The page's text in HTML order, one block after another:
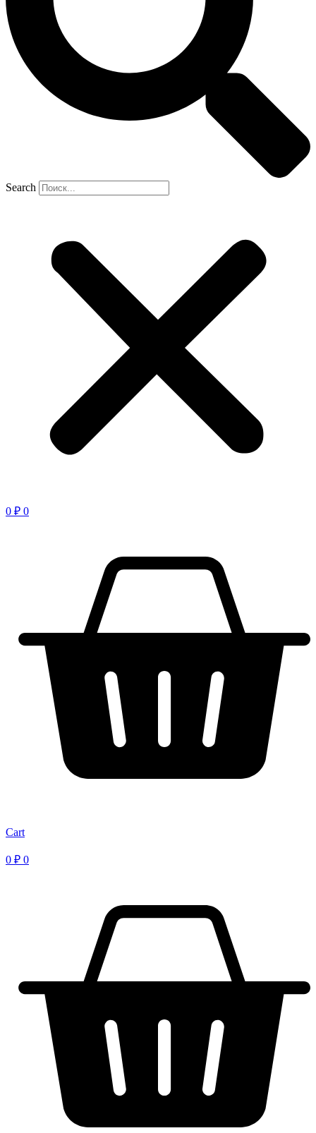
Search
0 ₽ 0
Cart
0 ₽ 0